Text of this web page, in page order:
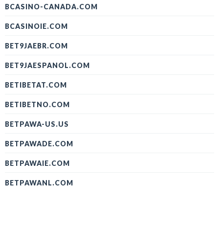
BCASINO-CANADA.COM
BCASINOIE.COM
BET9JAEBR.COM
BET9JAESPANOL.COM
BETIBETAT.COM
BETIBETNO.COM
BETPAWA-US.US
BETPAWADE.COM
BETPAWAIE.COM
BETPAWANL.COM